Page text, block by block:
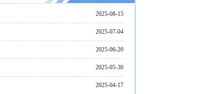
2025-08-15
2025-07-04
2025-06-20
2025-05-30
2025-04-17